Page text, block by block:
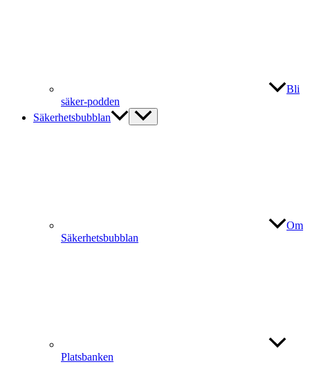
Bli
säker-podden
Säkerhetsbubblan
Om
Säkerhetsbubblan
Platsbanken